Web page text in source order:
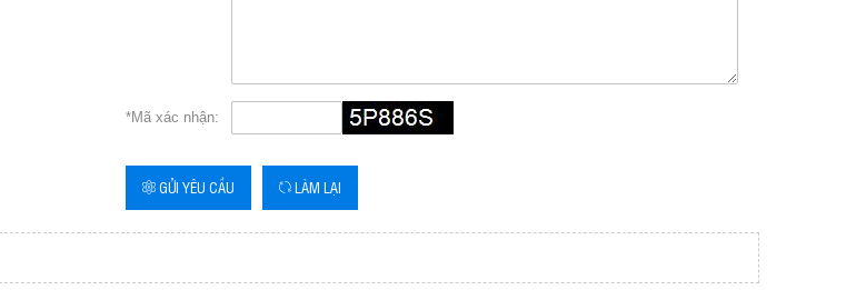
*Mã xác nhận:
GỬI YÊU CẦU LÀM LẠI